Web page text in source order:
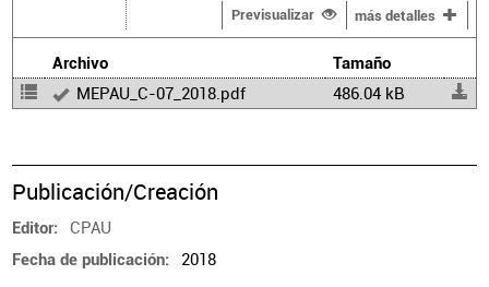
Previsualizar más detalles
Archivo Tamaño
MEPAU_C-07_2018.pdf 486.04 kB
Publicación/Creación
Editor CPAU
Fecha de publicación 2018